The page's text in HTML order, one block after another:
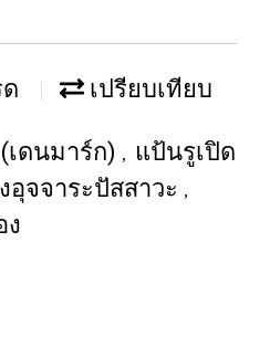
เปรียบเทียบ
เดนมาร์ก) ,
แป้นรูเปิด
จจาระปัสสาวะ ,
ง